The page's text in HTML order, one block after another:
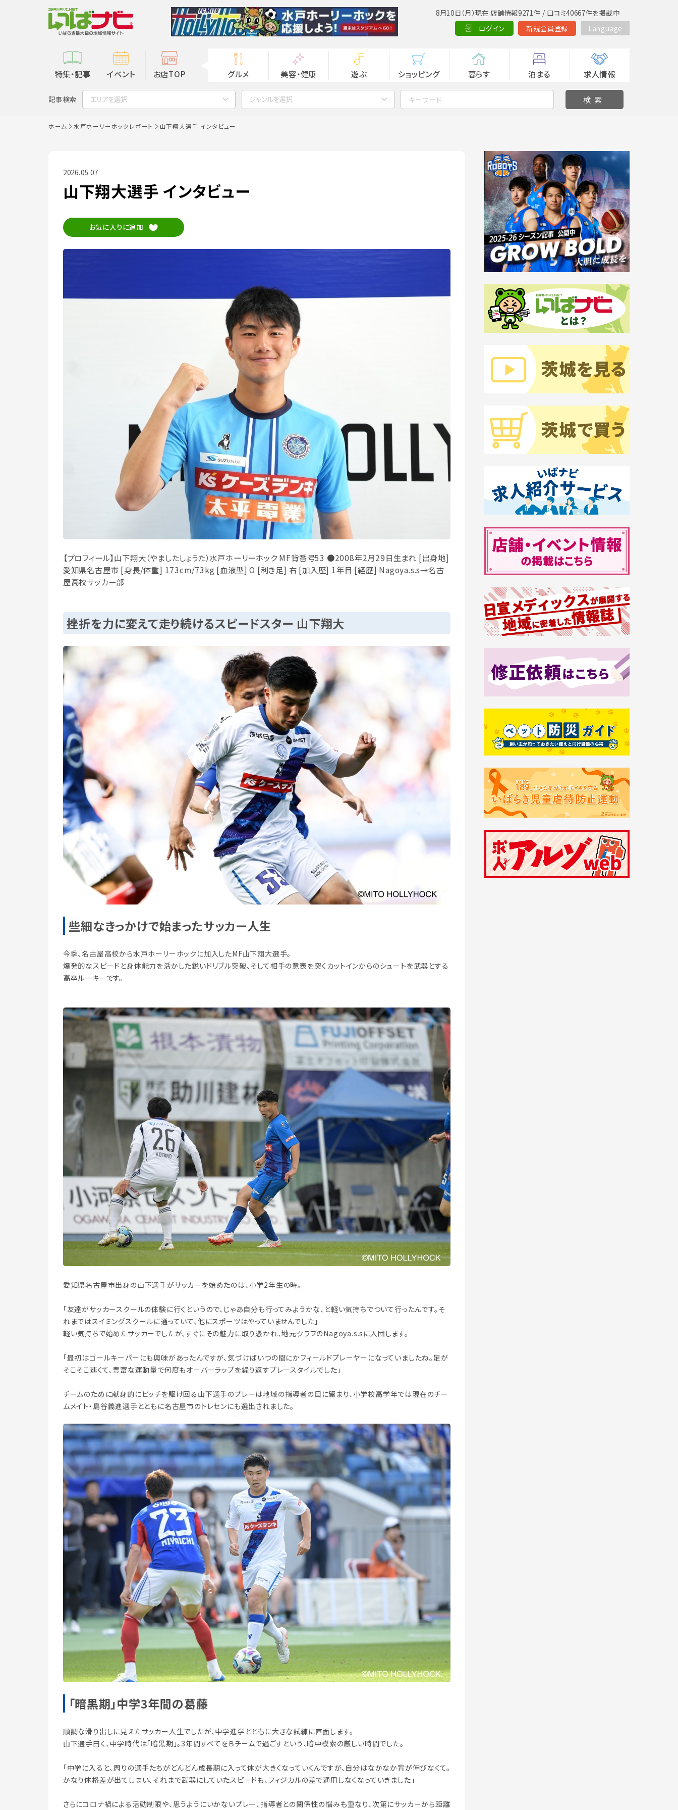
8月10日（月）現在 店舗情報9271件 / 口コミ40667件を掲載中
ログイン
新規会員登録 Language
特集・記事 イベント お店TOP グルメ 美容・健康 遊ぶ ショッピング 暮らす 泊まる 求人情報
記事検索 エリアを選択 ジャンルを選択
ホーム 水戸ホーリーホックレポート 山下翔大選手 インタビュー
2026.05.07
山下翔大選手 インタビュー
お気に入りに追加
【プロフィール】山下翔大（やましたしょうた）水戸ホーリーホック MF背番号53 ●2008年2月29日生まれ [出身地]
愛知県名古屋市 [身長/体重] 173cm/73kg [血液型] O [利き足] 右 [加入歴] 1年目 [経歴] Nagoya.s.s→名古
屋高校サッカー部
挫折を力に変えて――走り続けるスピードスター 山下翔大
些細なきっかけで始まったサッカー人生
今季、名古屋高校から水戸ホーリーホックに加入したMF山下翔大選手。
爆発的なスピードと身体能力を活かした鋭いドリブル突破、そして相手の意表を突くカットインからのシュートを武器とする
高卒ルーキーです。
愛知県名古屋市出身の山下選手がサッカーを始めたのは、小学2年生の時。
「友達がサッカースクールの体験に行くというので、じゃあ自分も行ってみようかな、と軽い気持ちでついて行ったんです。そ
れまではスイミングスクールに通っていて、他にスポーツはやっていませんでした」
軽い気持ちで始めたサッカーでしたが、すぐにその魅力に取り憑かれ、地元クラブのNagoya.s.sに入団します。
「最初はゴールキーパーにも興味があったんですが、気づけばいつの間にかフィールドプレーヤーになっていましたね。足が
そこそこ速くて、豊富な運動量で何度もオーバーラップを繰り返すプレースタイルでした」
チームのために献身的にピッチを駆け回る山下選手のプレーは地域の指導者の目に留まり、小学校高学年では現在のチー
ムメイト・島谷義進選手とともに名古屋市のトレセンにも選出されました。
「暗黒期」中学3年間の葛藤
順調な滑り出しに見えたサッカー人生でしたが、中学進学とともに大きな試練に直面します。
山下選手曰く、中学時代は「暗黒期」。3年間すべてをＢチームで過ごすという、暗中模索の厳しい時間でした。
「中学に入ると、周りの選手たちがどんどん成長期に入って体が大きくなっていくんですが、自分はなかなか背が伸びなくて。
かなり体格差が出てしまい、それまで武器にしていたスピードも、フィジカルの差で通用しなくなっていきました」
さらにコロナ禍による活動制限や、思うようにいかないプレー、指導者との関係性の悩みも重なり、次第にサッカーから距離